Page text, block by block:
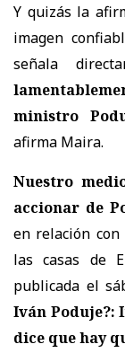
Y quizás la
imagen
señala
ministro
afirma Maira.
Nuestro
accionar de
en relación
las casas de
publicada el
Iván Poduje?:
dice que hay